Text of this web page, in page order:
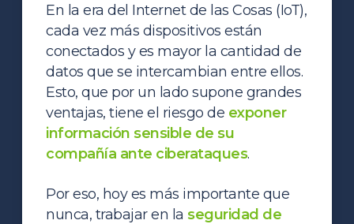
En la era del Internet de las Cosas (IoT),
cada vez más dispositivos están
conectados y es mayor la cantidad de
datos que se intercambian entre ellos.
Esto, que por un lado supone grandes
ventajas, tiene el riesgo de exponer
información sensible de su
compañía ante ciberataques.
Por eso, hoy es más importante que
nunca, trabajar en laseguridad de